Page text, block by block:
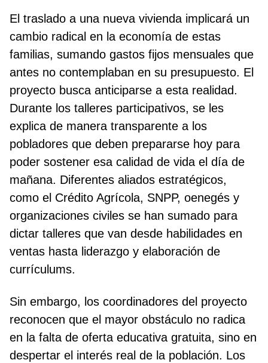
El traslado a una nueva vivienda implicará un
cambio radical en la economía de estas
familias, sumando gastos fijos mensuales que
antes no contemplaban en su presupuesto. El
proyecto busca anticiparse a esta realidad.
Durante los talleres participativos, se les
explica de manera transparente a los
pobladores que deben prepararse hoy para
poder sostener esa calidad de vida el día de
mañana. Diferentes aliados estratégicos,
como el Crédito Agrícola, SNPP, oenegés y
organizaciones civiles se han sumado para
dictar talleres que van desde habilidades en
ventas hasta liderazgo y elaboración de
currículums.
Sin embargo, los coordinadores del proyecto
reconocen que el mayor obstáculo no radica
en la falta de oferta educativa gratuita, sino en
despertar el interés real de la población. Los